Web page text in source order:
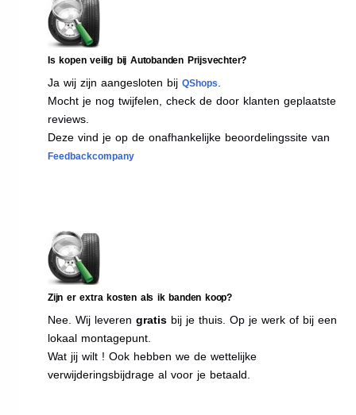
Is kopen veilig bij Autobanden Prijsvechter?
Ja wij zijn aangesloten bij QShops
Mocht je nog twijfelen, check de door klanten geplaatste
reviews.
Deze vind je op de onafhankelijke beoordelingssite van
Feedbackcompany
Zijn er extra kosten als ik banden koop?
Nee. Wij leveren gratis bij je thuis. Op je werk of bij een
lokaal montagepunt.
Wat jij wilt ! Ook hebben we de wettelijke
verwijderingsbijdrage al voor je betaald.